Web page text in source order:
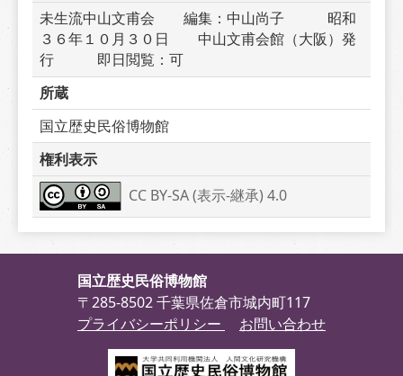
未生流中山文甫会　　編集：中山尚子　　　昭和
３６年１０月３０日　　中山文甫会館（大阪）発
行　　　即日閲覧：可
所蔵
国立歴史民俗博物館
権利表示
CC BY-SA (表示-継承) 4.0
国立歴史民俗博物館
〒285-8502 千葉県佐倉市城内町117
プライバシーポリシー
お問い合わせ